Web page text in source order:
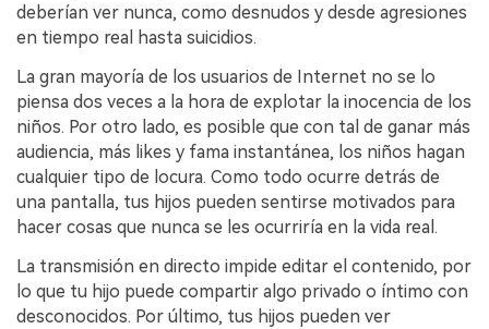
deberían ver nunca, como desnudos y desde agresiones
en tiempo real hasta suicidios.
La gran mayoría de los usuarios de Internet no se lo
piensa dos veces a la hora de explotar la inocencia de los
niños. Por otro lado, es posible que con tal de ganar más
audiencia, más likes y fama instantánea, los niños hagan
cualquier tipo de locura. Como todo ocurre detrás de
una pantalla, tus hijos pueden sentirse motivados para
hacer cosas que nunca se les ocurriría en la vida real.
La transmisión en directo impide editar el contenido, por
lo que tu hijo puede compartir algo privado o íntimo con
desconocidos. Por último, tus hijos pueden ver